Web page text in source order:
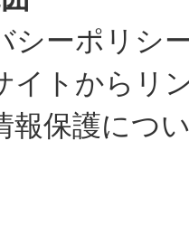
シーポリシ
イトからリ
報保護につ